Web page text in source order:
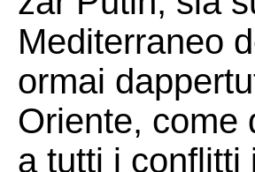
Mediterraneo
ormai
Oriente, come
a tutti i conflitti